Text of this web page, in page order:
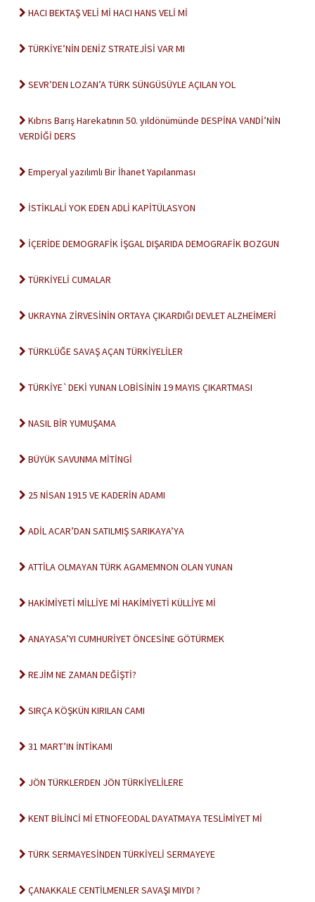
HACI BEKTAŞ VELİ Mİ HACI HANS VELİ Mİ
TÜRKİYE’NİN DENİZ STRATEJİSİ VAR MI
SEVR’DEN LOZAN’A TÜRK SÜNGÜSÜYLE AÇILAN YOL
Kıbrıs Barış Harekatının 50. yıldönümünde DESPİNA VANDİ’NİN
VERDİĞİ DERS
Emperyal yazılımlı Bir İhanet Yapılanması
İSTİKLALİ YOK EDEN ADLİ KAPİTÜLASYON
İÇERİDE DEMOGRAFİK İŞGAL DIŞARIDA DEMOGRAFİK BOZGUN
TÜRKİYELİ CUMALAR
UKRAYNA ZİRVESİNİN ORTAYA ÇIKARDIĞI DEVLET ALZHEİMERİ
TÜRKLÜĞE SAVAŞ AÇAN TÜRKİYELİLER
TÜRKİYE`DEKİ YUNAN LOBİSİNİN 19 MAYIS ÇIKARTMASI
NASIL BİR YUMUŞAMA
BÜYÜK SAVUNMA MİTİNGİ
25 NİSAN 1915 VE KADERİN ADAMI
ADİL ACAR’DAN SATILMIŞ SARIKAYA’YA
ATTİLA OLMAYAN TÜRK AGAMEMNON OLAN YUNAN
HAKİMİYETİ MİLLİYE Mİ HAKİMİYETİ KÜLLİYE Mİ
ANAYASA’YI CUMHURİYET ÖNCESİNE GÖTÜRMEK
REJİM NE ZAMAN DEĞİŞTİ?
SIRÇA KÖŞKÜN KIRILAN CAMI
31 MART’IN İNTİKAMI
JÖN TÜRKLERDEN JÖN TÜRKİYELİLERE
KENT BİLİNCİ Mİ ETNOFEODAL DAYATMAYA TESLİMİYET Mİ
TÜRK SERMAYESİNDEN TÜRKİYELİ SERMAYEYE
ÇANAKKALE CENTİLMENLER SAVAŞI MIYDI ?